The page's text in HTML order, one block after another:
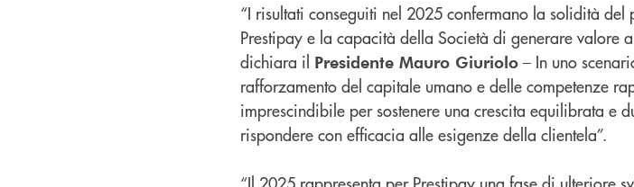
“I risultati conseguiti nel 2025 confermano la solidità
Prestipay e la capacità della Società di generare valore
dichiara il Presidente Mauro Giuriolo – In uno
rafforzamento del capitale umano e delle competenze
imprescindibile per sostenere una crescita equilibrata e
rispondere con efficacia alle esigenze della clientela”.